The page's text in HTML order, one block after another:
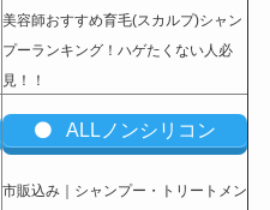
美容師おすすめ育毛(スカルプ)シャン
プーランキング！ハゲたくない人必
見！！
ALLノンシリコン
市販込み｜シャンプー・トリートメン